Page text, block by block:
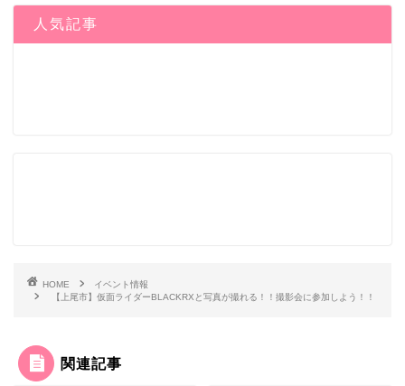
人気記事
HOME
イベント情報
【上尾市】仮面ライダーBLACKRXと写真が撮れる！！撮影会に参加しよう！！
関連記事